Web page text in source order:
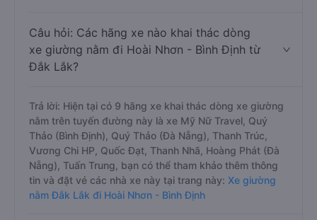
Câu hỏi: Các hãng xe nào khai thác dòng
xe giường nằm đi Hoài Nhơn - Bình Định từ
Đắk Lắk?
Trả lời: Hiện tại có 9 hãng xe khai thác dòng xe giường
nằm trên tuyến đường này là xe Mỹ Nữ Travel, Quý
Thảo (Bình Định), Quý Thảo (Đà Nẵng), Thanh Trúc,
Vương Chi HP, Quốc Đạt, Thanh Nhã, Hoàng Phát (Đà
Nẵng), Tuấn Trung, bạn có thể tham khảo thêm thông
tin và đặt vé các nhà xe này tại trang này: Xe giường
nằm Đắk Lắk đi Hoài Nhơn - Bình Định